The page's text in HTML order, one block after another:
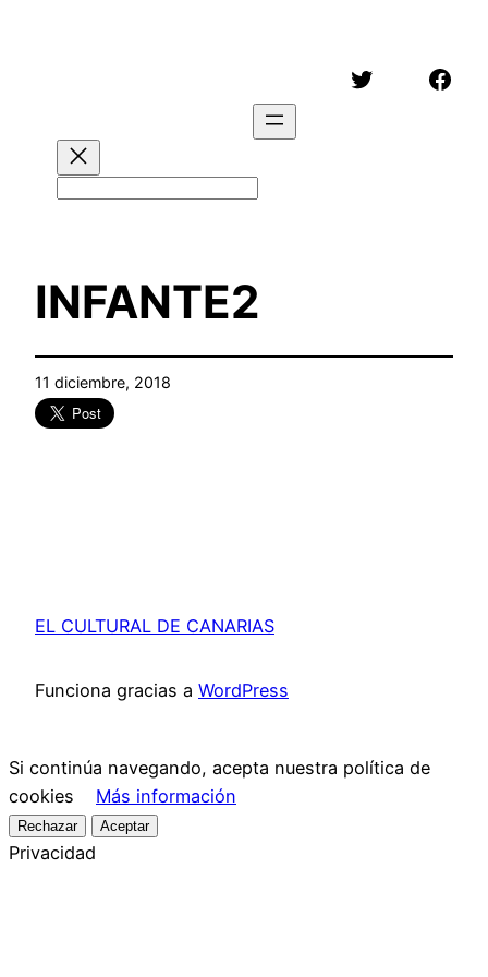
Twitter
INFANTE2
11 diciembre, 2018
EL CULTURAL DE CANARIAS
Funciona gracias a WordPress
Si continúa navegando, acepta nuestra política de
cookies Más información
Rechazar Aceptar
Privacidad